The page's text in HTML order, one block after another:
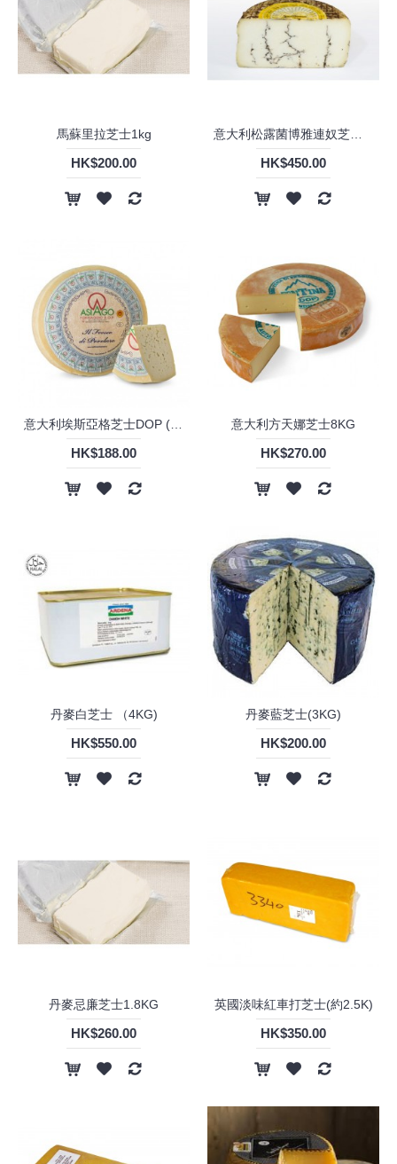
馬蘇里拉芝士1kg
HK$200.00
意大利松露菌博雅連奴芝士(約1.3KG)
HK$450.00
意大利埃斯亞格芝士DOP (約14KG)
HK$188.00
意大利方天娜芝士8KG
HK$270.00
丹麥白芝士 （4KG)
HK$550.00
丹麥藍芝士(3KG)
HK$200.00
丹麥忌廉芝士1.8KG
HK$260.00
英國淡味紅車打芝士(約2.5K)
HK$350.00